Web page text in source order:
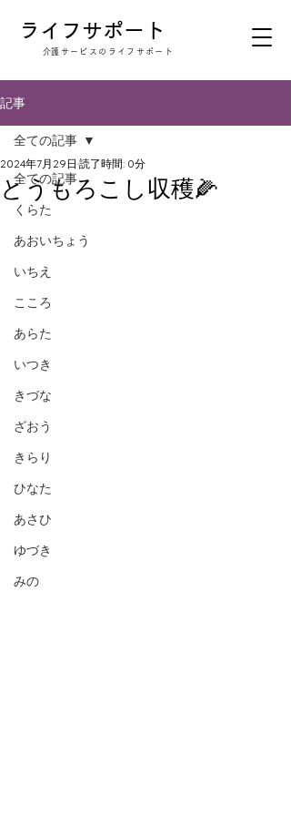
​ライフサポート
​介護サービスのライフサポート
記事
全ての記事
くらた
あおいちょう
いちえ
こころ
あらた
いつき
きづな
ざおう
きらり
ひなた
あさひ
ゆづき
みの
全ての記事
とうもろこし収穫🌽
2024年7月29日 読了時間: 0分